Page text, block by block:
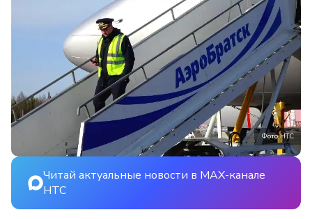
Фото НТС
Читай актуальные новости в MAX-канале
НТС